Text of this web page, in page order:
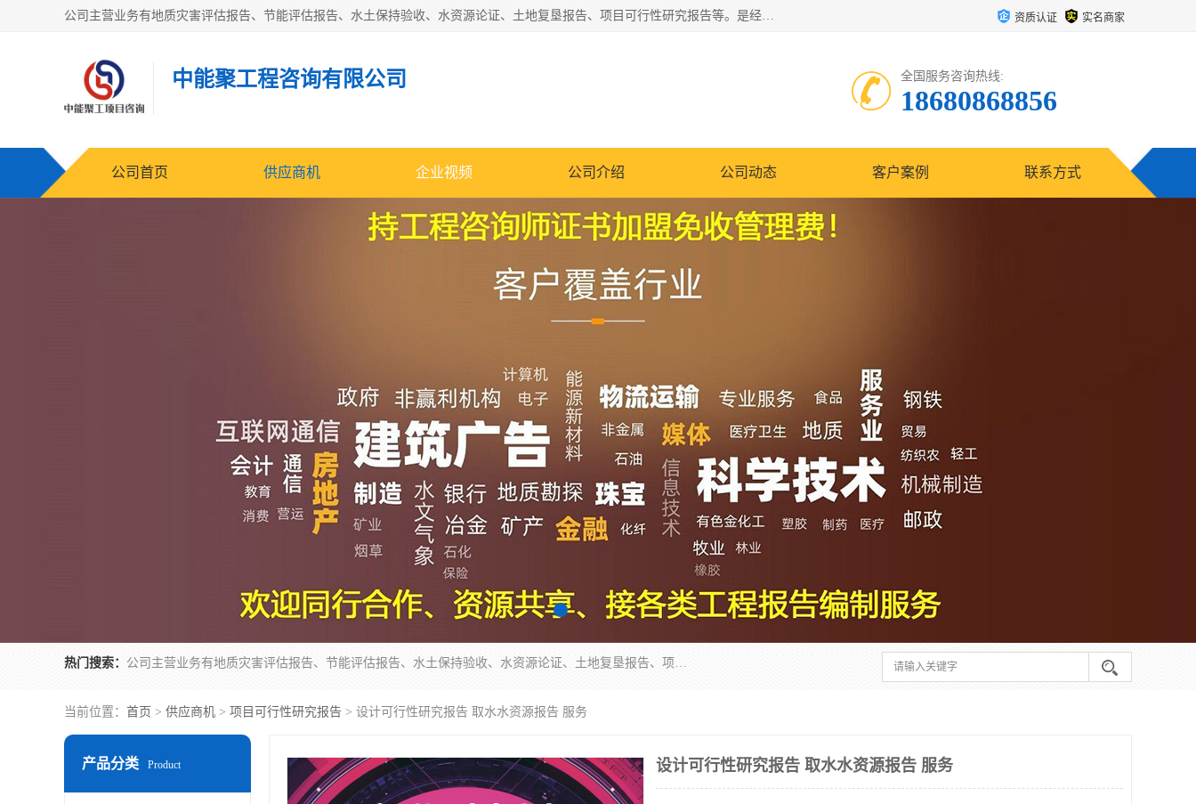
公司主营业务有地质灾害评估报告、节能评估报告、水土保持验收、水资源论证、土地复垦报告、项目可行性研究报告等。是经国家工商总局批准，在法律、法规、决定规定禁止的不得经营；法律、法规、决定规定应当许可（审批）的，经审批机关批准后凭许可（审批）文件经营;法律、法规，市场主体自主选择经营。 资质认证 实名商家
中能聚工程咨询有限公司 全国服务咨询热线:
18680868856
公司首页 供应商机 企业视频 公司介绍 公司动态 客户案例 联系方式
热门搜索： 公司主营业务有地质灾害评估报告、节能评估报告、水土保持验收、水资源论证、土地复垦报告、项目可行性研究报告等。是经国家工商总局批准，在法律、法规、决定规定禁止的不得经营；法律、法规、决定规定应当许可（审批）的，经审批机关批准后凭许可（审批）文件经营;法律、法规，市场主体自主选择经营。
当前位置： 首页 > 供应商机 > 项目可行性研究报告 > 设计可行性研究报告 取水水资源报告 服务
产品分类 Product 设计可行性研究报告 取水水资源报告 服务